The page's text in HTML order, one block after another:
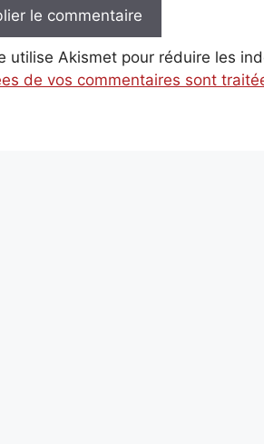
utilise Akismet pour réduire les
de vos commentaires sont